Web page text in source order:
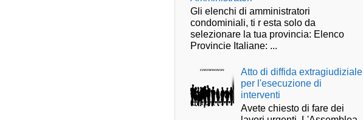
Gli elenchi di amministratori
condominiali, ti r esta solo da
selezionare la tua provincia: Elenco
Provincie Italiane: ...
Atto di diffida extragiudiziale
per l'esecuzione di
interventi
Avete chiesto di fare dei